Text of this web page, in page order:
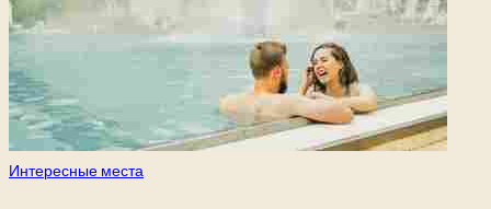
Опубликовано
Интересные места